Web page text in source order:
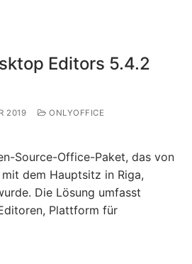
Editors 5.4.2
2019
ONLYOFFICE
Source-Office-Paket, das von
dem Hauptsitz in Riga,
Die Lösung umfasst
Plattform für